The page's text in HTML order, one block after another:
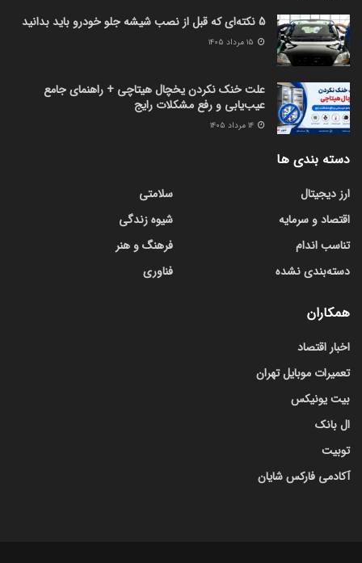
5 نکته‌ای که قبل از نصب شیشه جلو خودرو باید بدانید
علت خنک نکردن یخچال هیتاچی + راهنمای جامع
عیب‌یابی و رفع مشکلات رایج
دسته بندی ها
ارز دیجیتال
اقتصاد و سرمایه
تناسب اندام
دسته‌بندی نشده
سلامتی
شیوه زندگی
فرهنگ و هنر
فناوری
همکاران
اخبار اقتصاد
تعمیرات موبایل تهران
بیت یونیکس
ال بانک
توبیت
آکادمی فارکس شایان